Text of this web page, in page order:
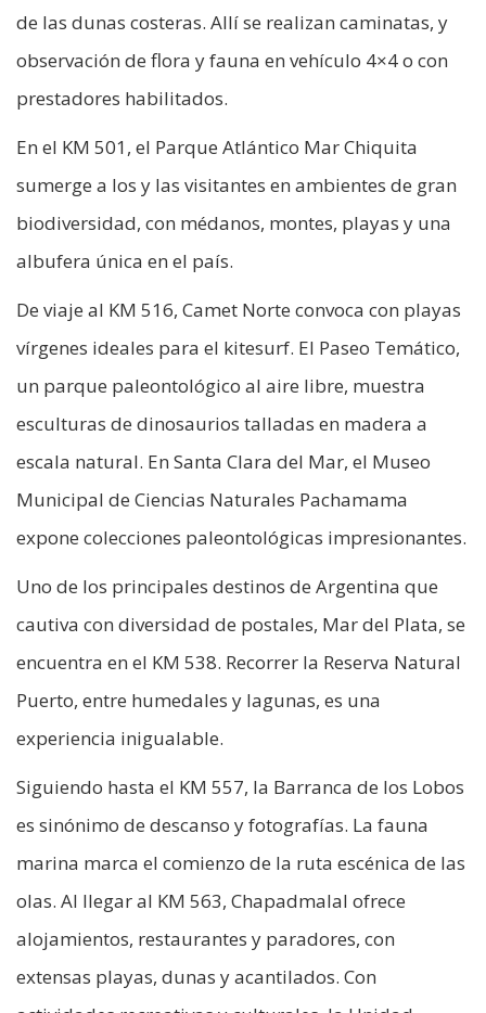
de las dunas costeras. Allí se realizan caminatas, y
observación de flora y fauna en vehículo 4×4 o con
prestadores habilitados.
En el KM 501, el Parque Atlántico Mar Chiquita
sumerge a los y las visitantes en ambientes de gran
biodiversidad, con médanos, montes, playas y una
albufera única en el país.
De viaje al KM 516, Camet Norte convoca con playas
vírgenes ideales para el kitesurf. El Paseo Temático,
un parque paleontológico al aire libre, muestra
esculturas de dinosaurios talladas en madera a
escala natural. En Santa Clara del Mar, el Museo
Municipal de Ciencias Naturales Pachamama
expone colecciones paleontológicas impresionantes.
Uno de los principales destinos de Argentina que
cautiva con diversidad de postales, Mar del Plata, se
encuentra en el KM 538. Recorrer la Reserva Natural
Puerto, entre humedales y lagunas, es una
experiencia inigualable.
Siguiendo hasta el KM 557, la Barranca de los Lobos
es sinónimo de descanso y fotografías. La fauna
marina marca el comienzo de la ruta escénica de las
olas. Al llegar al KM 563, Chapadmalal ofrece
alojamientos, restaurantes y paradores, con
extensas playas, dunas y acantilados. Con